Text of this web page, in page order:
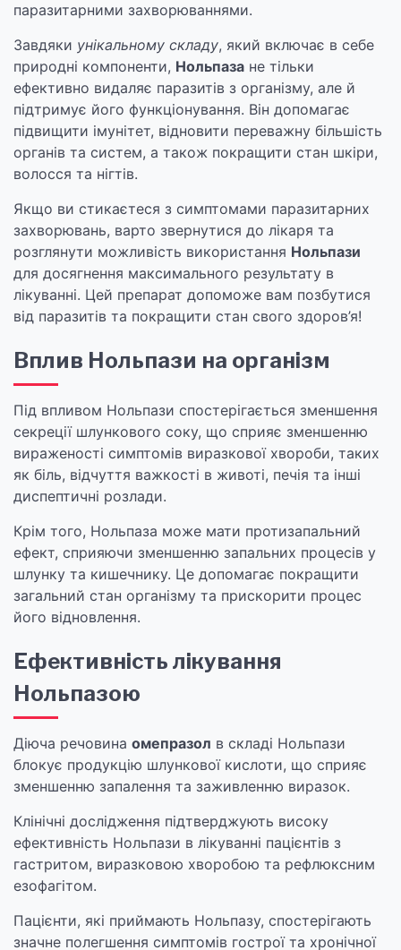
паразитарними захворюваннями.
Завдяки унікальному складу, який включає в себе
природні компоненти, Нольпаза не тільки
ефективно видаляє паразитів з організму, але й
підтримує його функціонування. Він допомагає
підвищити імунітет, відновити переважну більшість
органів та систем, а також покращити стан шкіри,
волосся та нігтів.
Якщо ви стикаєтеся з симптомами паразитарних
захворювань, варто звернутися до лікаря та
розглянути можливість використання Нольпази
для досягнення максимального результату в
лікуванні. Цей препарат допоможе вам позбутися
від паразитів та покращити стан свого здоров’я!
Вплив Нольпази на організм
Під впливом Нольпази спостерігається зменшення
секреції шлункового соку, що сприяє зменшенню
вираженості симптомів виразкової хвороби, таких
як біль, відчуття важкості в животі, печія та інші
диспептичні розлади.
Крім того, Нольпаза може мати протизапальний
ефект, сприяючи зменшенню запальних процесів у
шлунку та кишечнику. Це допомагає покращити
загальний стан організму та прискорити процес
його відновлення.
Ефективність лікування
Нольпазою
Діюча речовина омепразол в складі Нольпази
блокує продукцію шлункової кислоти, що сприяє
зменшенню запалення та заживленню виразок.
Клінічні дослідження підтверджують високу
ефективність Нольпази в лікуванні пацієнтів з
гастритом, виразковою хворобою та рефлюксним
езофагітом.
Пацієнти, які приймають Нольпазу, спостерігають
значне полегшення симптомів гострої та хронічної